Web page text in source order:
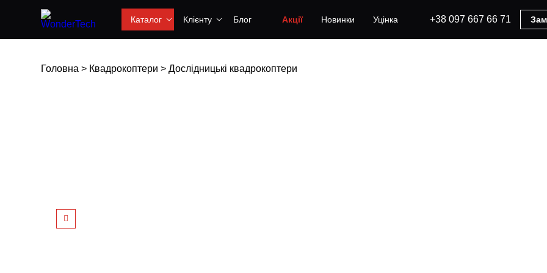
Каталог Клієнту Блог Акції Новинки Уцінка +38 097 667 66 71
Головна > Квадрокоптери > Дослідницькі квадрокоптери